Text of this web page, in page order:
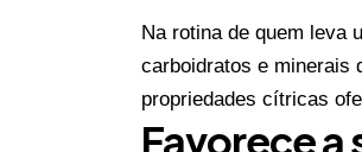
Na rotina de quem leva
carboidratos e minerais
propriedades cítricas
Favorece a